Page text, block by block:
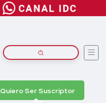
Quiero Ser Suscriptor